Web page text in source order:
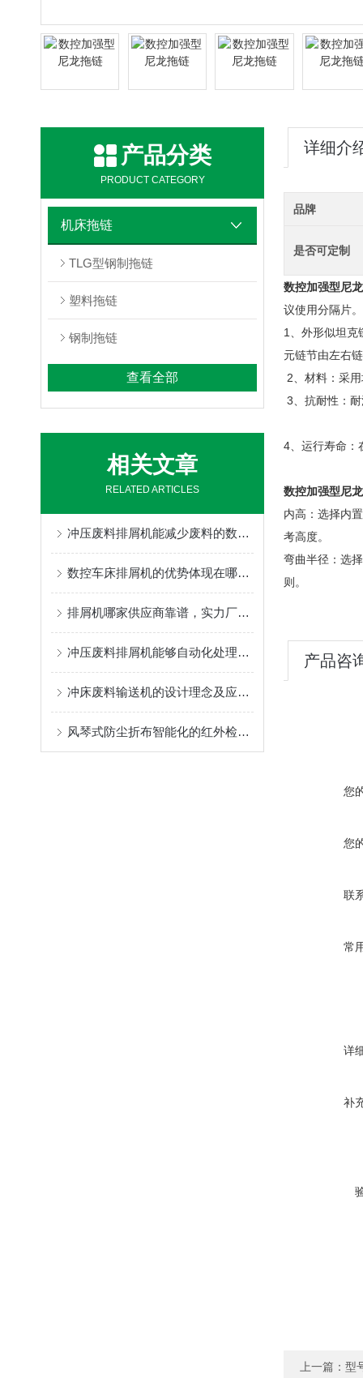
产品分类
PRODUCT CATEGORY
机床拖链
TLG型钢制拖链
塑料拖链
钢制拖链
查看全部
相关文章
RELATED ARTICLES
冲压废料排屑机能减少废料的数量，从而降低成本
数控车床排屑机的优势体现在哪些方面？
排屑机哪家供应商靠谱，实力厂家为你推荐
冲压废料排屑机能够自动化处理废料，大大提高生产效率
冲床废料输送机的设计理念及应用场景
风琴式防尘折布智能化的红外检测系统体现了其优势和前景
详细介
品牌
是否可定制
数控加强型尼
议使用分隔片
1、外形似坦克
元链节由左右
2、材料：采
3、抗耐性：
4、运行寿命：
数控加强型尼
内高：选择内
考高度。
弯曲半径：选
则。
产品咨
您
您
联
常
详
补
上一篇： 型